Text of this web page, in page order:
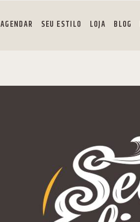
AGENDAR SEU ESTILO LOJA BLOG